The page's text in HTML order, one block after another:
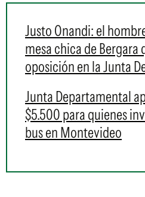
Justo Onandi: el
mesa chica de
oposición en la Junta
Junta Departamental
$5.500 para quienes
bus en Montevideo